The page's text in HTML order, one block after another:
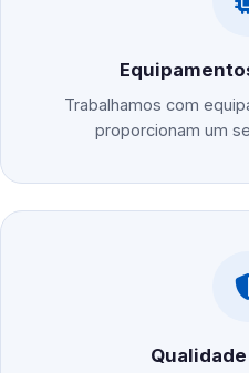
Trabalhamos com
proporcionam um